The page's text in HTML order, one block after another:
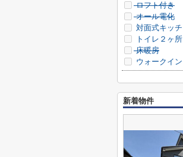
ロフト付き
オール電化
対面式キッ
トイレ２ヶ所
床暖房
ウォークイ
新着物件